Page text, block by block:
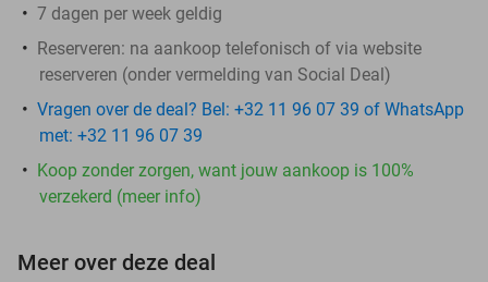
7 dagen per week geldig
Reserveren: na aankoop telefonisch of via website
reserveren (onder vermelding van Social Deal)
Vragen over de deal? Bel: +32 11 96 07 39 of WhatsApp
met: +32 11 96 07 39
Koop zonder zorgen, want jouw aankoop is 100%
verzekerd (meer info)
Meer over deze deal